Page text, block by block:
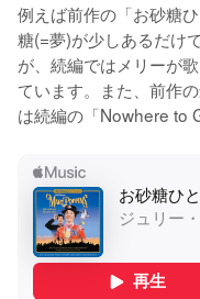
例えば前作の「お砂糖
糖(=夢)が少しあるだけ
が、続編ではメリーが
ています。また、前作
は続編の「Nowhere to